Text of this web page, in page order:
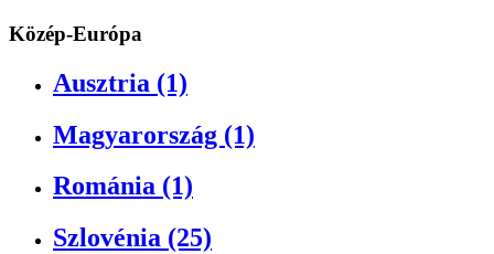
Közép-Európa
Ausztria (1)
Magyarország (1)
Románia (1)
Szlovénia (25)